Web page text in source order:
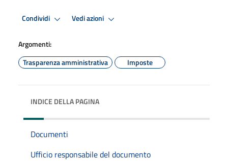
Condividi Vedi azioni
Argomenti:
Trasparenza amministrativa
Imposte
INDICE DELLA PAGINA
Documenti
Ufficio responsabile del documento